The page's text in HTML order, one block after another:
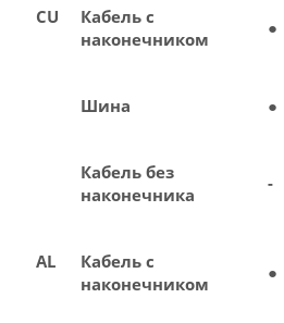
CU
Кабель с
наконечником
●
Шина ●
AL
Кабель без
наконечника
-
Кабель с
наконечником
●